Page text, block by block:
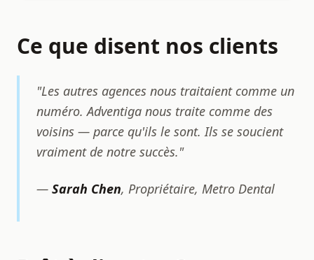
Ce que disent nos clients
"Les autres agences nous traitaient comme un
numéro. Adventiga nous traite comme des
voisins — parce qu'ils le sont. Ils se soucient
vraiment de notre succès."
— Sarah Chen, Propriétaire, Metro Dental